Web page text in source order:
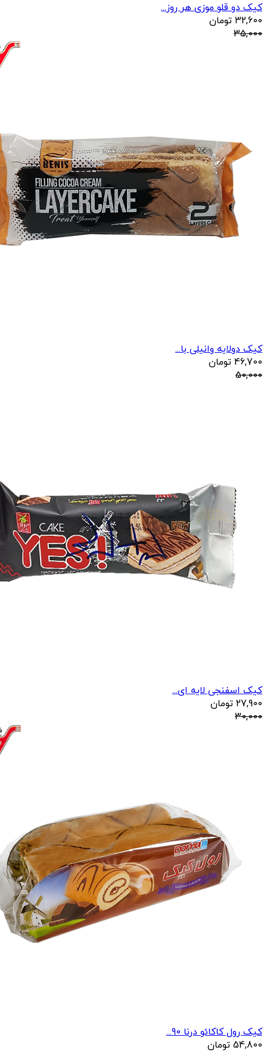
کیک دو قلو موزی هر روز...
32,600 تومان
35,000
کیک دولایه وانیلی با...
46,700 تومان
50,000
کیک اسفنجی لایه ای...
27,900 تومان
30,000
کیک رول کاکائو درنا 90...
54,800 تومان